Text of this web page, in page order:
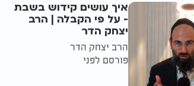
איך עושים קידוש בשבת
- על פי הקבלה | הרב
יצחק הדר
הרב יצחק הדר
פורסם לפני